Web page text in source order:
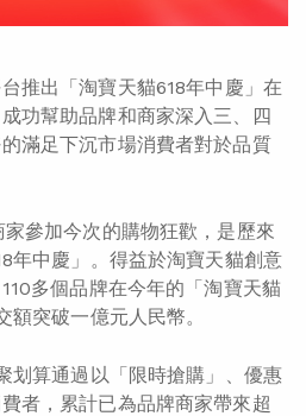
推出「淘寶天貓618年中慶」在
功幫助品牌和商家深入三、四
滿足下沉市場消費者對於品質
參加今次的購物狂歡，是歷來
年中慶」。得益於淘寶天貓創意
多個品牌在今年的「淘寶天貓
突破一億元人民幣。
划算通過以「限時搶購」、優惠
者，累計已為品牌商家帶來超